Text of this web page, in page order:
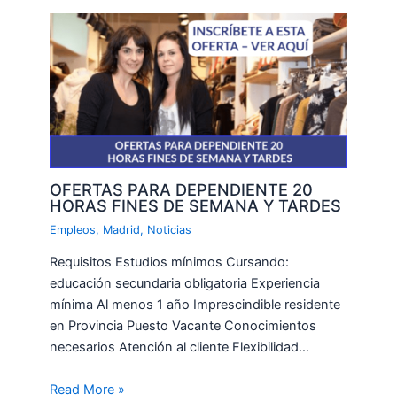
OFERTAS PARA DEPENDIENTE 20
HORAS FINES DE SEMANA Y TARDES
Empleos, Madrid, Noticias
Requisitos Estudios mínimos Cursando:
educación secundaria obligatoria Experiencia
mínima Al menos 1 año Imprescindible residente
en Provincia Puesto Vacante Conocimientos
necesarios Atención al cliente Flexibilidad…
Read More »